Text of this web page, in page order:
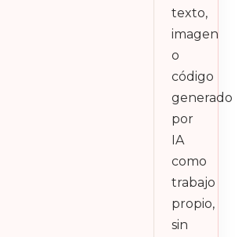
texto,
imagen
o
código
generado
por
IA
como
trabajo
propio,
sin